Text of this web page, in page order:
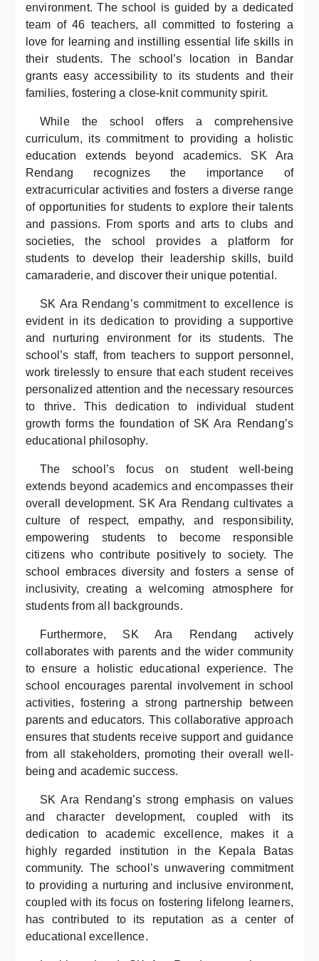
environment. The school is guided by a dedicated
team of 46 teachers, all committed to fostering a
love for learning and instilling essential life skills in
their students. The school’s location in Bandar
grants easy accessibility to its students and their
families, fostering a close-knit community spirit.
While the school offers a comprehensive
curriculum, its commitment to providing a holistic
education extends beyond academics. SK Ara
Rendang recognizes the importance of
extracurricular activities and fosters a diverse range
of opportunities for students to explore their talents
and passions. From sports and arts to clubs and
societies, the school provides a platform for
students to develop their leadership skills, build
camaraderie, and discover their unique potential.
SK Ara Rendang’s commitment to excellence is
evident in its dedication to providing a supportive
and nurturing environment for its students. The
school’s staff, from teachers to support personnel,
work tirelessly to ensure that each student receives
personalized attention and the necessary resources
to thrive. This dedication to individual student
growth forms the foundation of SK Ara Rendang’s
educational philosophy.
The school’s focus on student well-being
extends beyond academics and encompasses their
overall development. SK Ara Rendang cultivates a
culture of respect, empathy, and responsibility,
empowering students to become responsible
citizens who contribute positively to society. The
school embraces diversity and fosters a sense of
inclusivity, creating a welcoming atmosphere for
students from all backgrounds.
Furthermore, SK Ara Rendang actively
collaborates with parents and the wider community
to ensure a holistic educational experience. The
school encourages parental involvement in school
activities, fostering a strong partnership between
parents and educators. This collaborative approach
ensures that students receive support and guidance
from all stakeholders, promoting their overall well-
being and academic success.
SK Ara Rendang’s strong emphasis on values
and character development, coupled with its
dedication to academic excellence, makes it a
highly regarded institution in the Kepala Batas
community. The school’s unwavering commitment
to providing a nurturing and inclusive environment,
coupled with its focus on fostering lifelong learners,
has contributed to its reputation as a center of
educational excellence.